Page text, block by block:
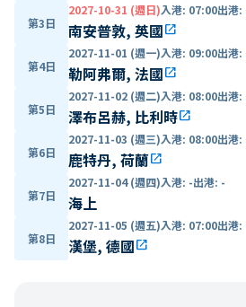
第3日
2027-10-31 (週日)入港: 07:00出港:
南安普敦, 英國open_in_new
第4日
2027-11-01 (週一)入港: 09:00出港:
勒阿弗爾, 法國open_in_new
第5日
2027-11-02 (週二)入港: 08:00出港:
澤布呂赫, 比利時open_in_new
第6日
2027-11-03 (週三)入港: 08:00出港:
鹿特丹, 荷蘭open_in_new
第7日
2027-11-04 (週四)入港: -出港: -
海上
第8日
2027-11-05 (週五)入港: 07:00出港:
漢堡, 德國open_in_new